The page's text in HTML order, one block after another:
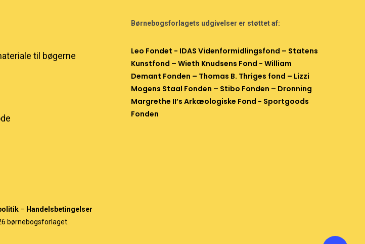
til bøgerne
Børnebogsforlagets udgivelser er støttet af:
Leo Fondet - IDAS Videnformidlingsfond – Statens
Kunstfond – Wieth Knudsens Fond -William
Demant Fonden – Thomas B. Thriges fond – Lizzi
Mogens Staal Fonden – Stibo Fonden – Dronning
Margrethe II’s Arkæologiske Fond - Sportgoods
Fonden
– Handelsbetingelser
børnebogsforlaget.